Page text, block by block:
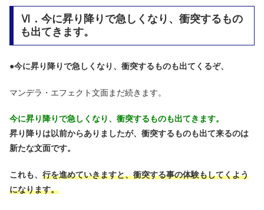
Ⅵ．今に昇り降りで急しくなり、衝突するもの
も出てきます。
●今に昇り降りで急しくなり、衝突するものも出てくるぞ、
マンデラ・エフェクト文面まだ続きます。
今に昇り降りで急しくなり、衝突するものも出てきます。
昇り降りは以前からありましたが、衝突するものも出て来るのは
新たな文面です。
これも、 行を進めていきますと、衝突する事の体験もしてくよう
になります。